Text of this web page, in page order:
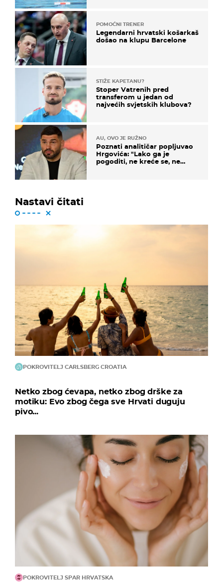
POMOĆNI TRENER
Legendarni hrvatski košarkaš
došao na klupu Barcelone
STIŽE KAPETANU?
Stoper Vatrenih pred
transferom u jedan od
najvećih svjetskih klubova?
AU, OVO JE RUŽNO
Poznati analitičar popljuvao
Hrgovića: "Lako ga je
pogoditi, ne kreće se, ne
Nastavi čitati
POKROVITELJ CARLSBERG CROATIA
Netko zbog ćevapa, netko zbog drške za
motiku: Evo zbog čega sve Hrvati duguju
pivo...
POKROVITELJ SPAR HRVATSKA